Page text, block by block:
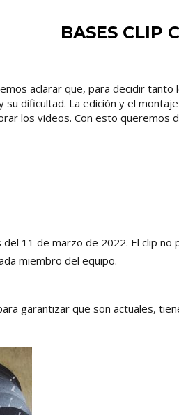
BASES CLIP
aclarar que, para decidir
su dificultad. La edición y el
los videos. Con esto
11 de marzo de 2022. El clip
miembro del equipo.
garantizar que son actuales,